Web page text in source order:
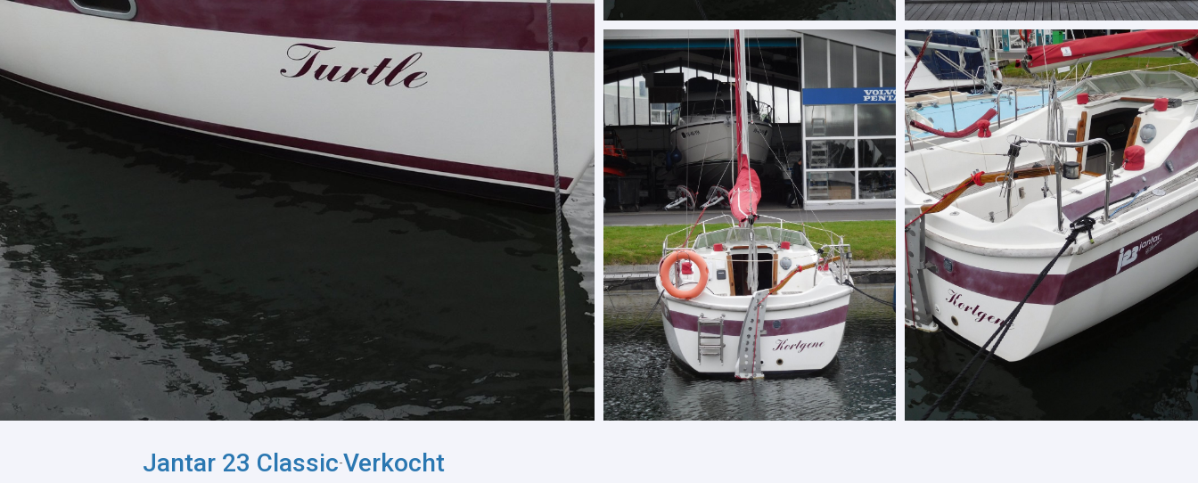
Jantar 23 Classic-Verkocht